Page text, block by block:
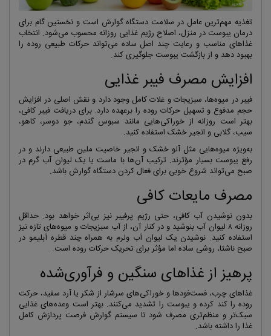
تغذیه مهم‌ترین عامل در سلامت دستگاه گوارش است و نخستین گام برای
درمان یبوست در منزل، اصلاح رژیم غذایی روزانه محسوب می‌شود. انتخاب
غذاهای مناسب و رعایت چند اصل ساده می‌تواند حرکات طبیعی روده را
بهبود دهد و از بازگشت یبوست جلوگیری کند.
افزایش مصرف فیبر غذایی
فیبر در میوه‌ها، سبزیجات و غلات کامل وجود دارد و نقش اصلی در افزایش
حجم مدفوع و تسهیل حرکات روده را برعهده دارد. برای دریافت فیبر کافی،
بهتر است روزانه از خوراکی‌هایی مانند سبوس گندم، جو دوسر، کاهو،
سیب، گلابی و انجیر خشک استفاده کنید.
به‌ویژه میوه‌هایی مثل آلو خشک و انجیر خاصیت ملین طبیعی دارند و در
رفع یبوست بسیار مؤثرند. ترکیب آن‌ها با ماست یا یک لیوان آب گرم در
صبح می‌تواند شروع خوبی برای فعال کردن دستگاه گوارش باشد.
مصرف مایعات کافی
بدون نوشیدن آب کافی، حتی رژیم پرفیبر نیز بی‌اثر خواهد بود. حداقل
روزانه ۸ لیوان آب بنوشید و در کنار آن، از آب سبزیجات و میوه‌های تازه نیز
استفاده کنید. نوشیدن یک لیوان آب ولرم به همراه چند قطره آبلیمو در
صبح ناشتا، روشی ساده اما مؤثر برای تحریک حرکات روده است.
پرهیز از غذاهای سنگین و فرآوری‌شده
غذاهای چرب، فست‌فودها و خوراکی‌های سرشار از شکر یا آرد سفید، حرکت
روده را کند کرده و یبوست را تشدید می‌کنند. بهتر است وعده‌های غذایی
سبک‌تر و منظم‌تری مصرف شود تا سیستم گوارش فرصت پردازش کامل
غذا را داشته باشد.